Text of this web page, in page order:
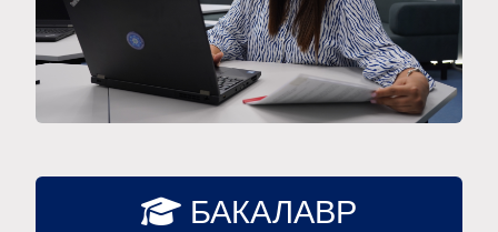
БАКАЛАВР